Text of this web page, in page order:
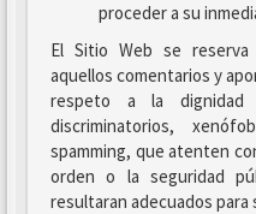
proceder a su
El Sitio Web se
aquellos comentarios y
respeto a la
discriminatorios,
spamming, que atenten
orden o la seguridad
resultaran adecuados para